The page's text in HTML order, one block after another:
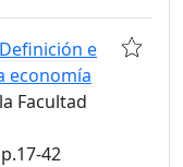
Definición e
economía
Facultad
42